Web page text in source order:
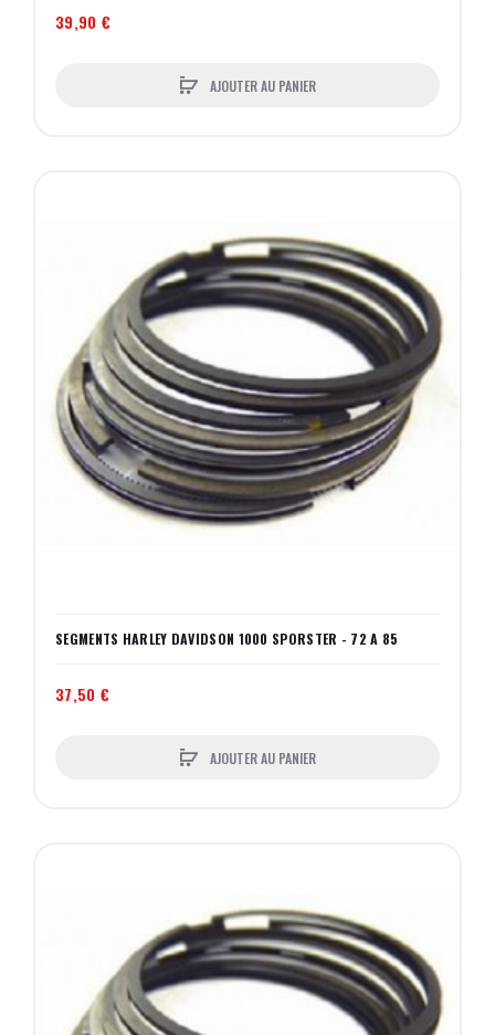
39,90 €
AJOUTER AU PANIER
SEGMENTS HARLEY DAVIDSON 1000 SPORSTER - 72 A 85
37,50 €
AJOUTER AU PANIER